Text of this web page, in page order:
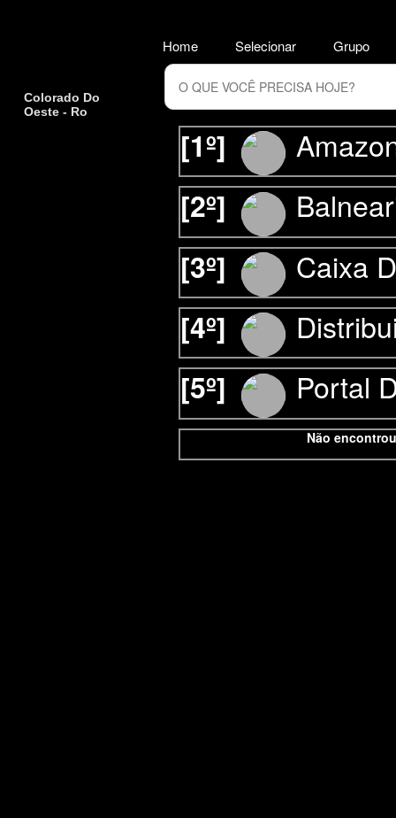
Colorado Do
Oeste - Ro
[1º]
[2º]
[3º]
Caixa
[4º]
[5º]
Portal
Não
Home Selecionar Grupo